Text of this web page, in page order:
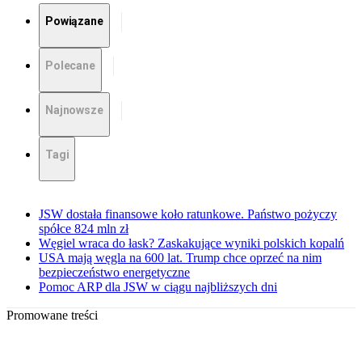
Powiązane
Polecane
Najnowsze
Tagi
JSW dostała finansowe koło ratunkowe. Państwo pożyczy
spółce 824 mln zł
Węgiel wraca do łask? Zaskakujące wyniki polskich kopalń
USA mają węgla na 600 lat. Trump chce oprzeć na nim
bezpieczeństwo energetyczne
Pomoc ARP dla JSW w ciągu najbliższych dni
Promowane treści